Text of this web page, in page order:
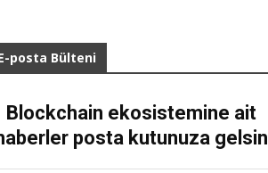
posta Bülteni
Blockchain ekosistemine ait
posta kutunuza gelsin